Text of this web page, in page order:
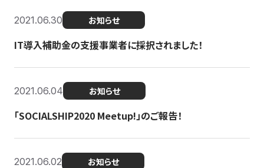
2021.06.30 お知らせ
IT導入補助金の支援事業者に採択されました！
2021.06.04 お知らせ
「SOCIALSHIP2020 Meetup!」のご報告！
2021.06.02 お知らせ